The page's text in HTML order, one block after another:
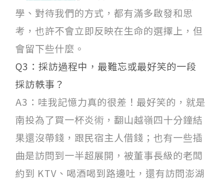
學、對待我們的方式，都有滿多啟發和思
考，也許不會立即反映在生命的選擇上，但
會留下些什麼。
Q3：採訪過程中，最難忘或最好笑的一段
採訪軼事？
A3：哇我記憶力真的很差！最好笑的，就是
南投為了買一杯炎術，翻山越嶺四十分鐘結
果還沒帶錢，跟民宿主人借錢；也有一些插
曲是訪問到一半超展開，被董事長級的老闆
約到 KTV、喝酒喝到路邊吐，還有訪問澎湖